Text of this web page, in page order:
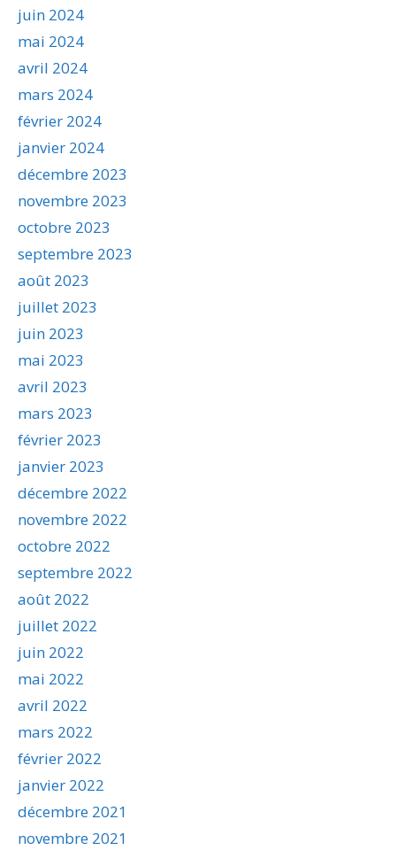
juin 2024
mai 2024
avril 2024
mars 2024
février 2024
janvier 2024
décembre 2023
novembre 2023
octobre 2023
septembre 2023
août 2023
juillet 2023
juin 2023
mai 2023
avril 2023
mars 2023
février 2023
janvier 2023
décembre 2022
novembre 2022
octobre 2022
septembre 2022
août 2022
juillet 2022
juin 2022
mai 2022
avril 2022
mars 2022
février 2022
janvier 2022
décembre 2021
novembre 2021